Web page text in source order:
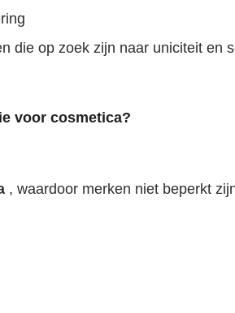
die op zoek zijn naar uniciteit en
voor cosmetica?
, waardoor merken niet beperkt